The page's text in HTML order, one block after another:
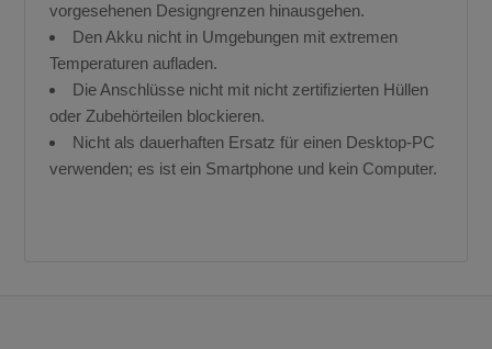
vorgesehenen Designgrenzen hinausgehen.
Den Akku nicht in Umgebungen mit extremen
Temperaturen aufladen.
Die Anschlüsse nicht mit nicht zertifizierten Hüllen
oder Zubehörteilen blockieren.
Nicht als dauerhaften Ersatz für einen Desktop-PC
verwenden; es ist ein Smartphone und kein Computer.
Angebot! Angebot!